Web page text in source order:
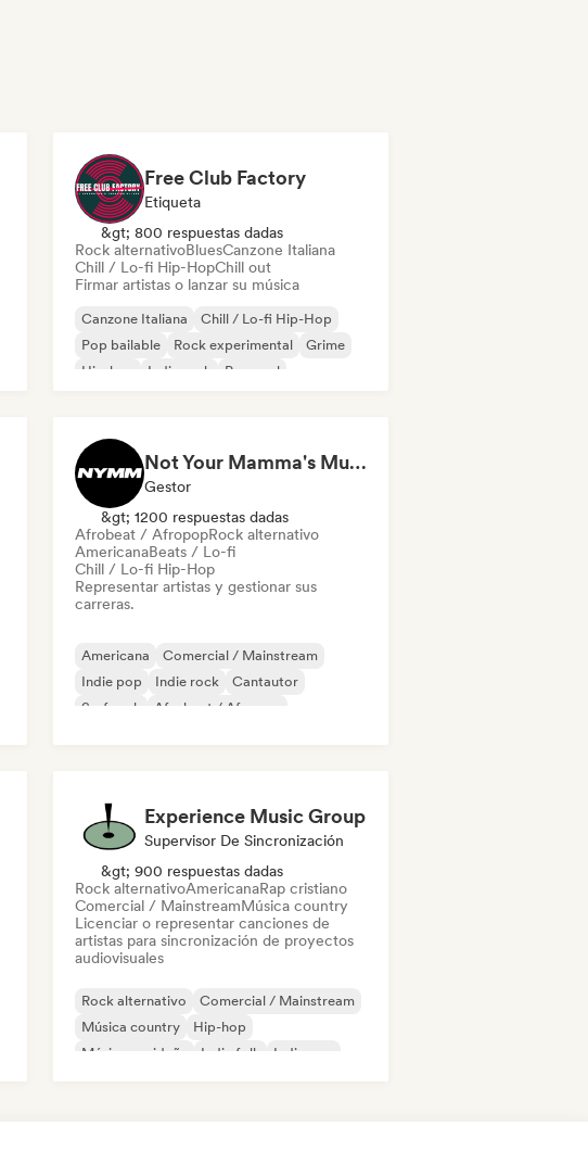
Free Club Factory
Etiqueta
&gt; 800 respuestas dadas
Rock alternativoBluesCanzone Italiana
Chill / Lo-fi Hip-HopChill out
Firmar artistas o lanzar su música
Canzone Italiana
Chill / Lo-fi Hip-Hop
Pop bailable
Rock experimental
Grime
Hip-hop
Indie rock Pop soul
Not Your Mamma's Music
Gestor
&gt; 1200 respuestas dadas
Afrobeat / AfropopRock alternativo
AmericanaBeats / Lo-fi
Chill / Lo-fi Hip-Hop
Representar artistas y gestionar sus
carreras.
Americana
Comercial / Mainstream
Indie pop
Indie rock
Cantautor
Surf rock
Afrobeat / Afropop
Experience Music Group
Supervisor De Sincronización
&gt; 900 respuestas dadas
Rock alternativoAmericanaRap cristiano
Comercial / MainstreamMúsica country
Licenciar o representar canciones de
artistas para sincronización de proyectos
audiovisuales
Rock alternativo
Comercial / Mainstream
Música country
Hip-hop
Música navideña
Indie folk
Indie pop